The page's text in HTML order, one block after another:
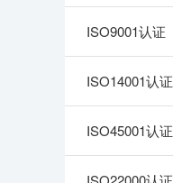
ISO9001认证
ISO14001认证
ISO45001认证